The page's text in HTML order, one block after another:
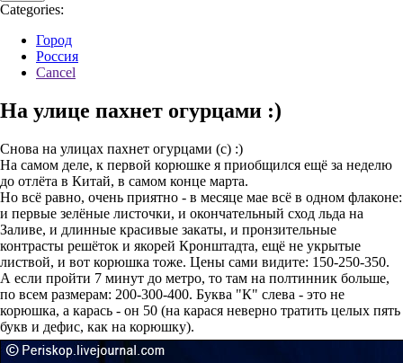
Categories:
Город
Россия
Cancel
На улице пахнет огурцами :)
Снова на улицах пахнет огурцами (с) :)
На самом деле, к первой корюшке я приобщился ещё за неделю
до отлёта в Китай, в самом конце марта.
Но всё равно, очень приятно - в месяце мае всё в одном флаконе:
и первые зелёные листочки, и окончательный сход льда на
Заливе, и длинные красивые закаты, и пронзительные
контрасты решёток и якорей Кронштадта, ещё не укрытые
листвой, и вот корюшка тоже. Цены сами видите: 150-250-350.
А если пройти 7 минут до метро, то там на полтинник больше,
по всем размерам: 200-300-400. Буква "К" слева - это не
корюшка, а карась - он 50 (на карася неверно тратить целых пять
букв и дефис, как на корюшку).